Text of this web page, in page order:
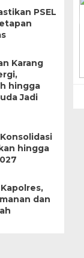
PSEL
Karang
hingga
Jadi
hingga
dan